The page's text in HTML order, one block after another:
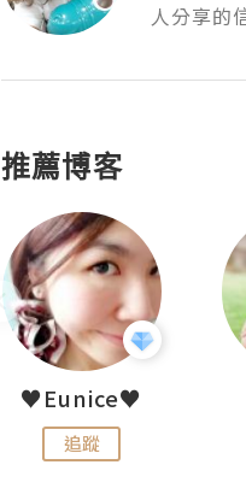
人分享的
推薦博客
♥Eunice♥
追蹤